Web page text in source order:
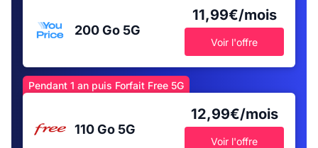
200 Go 5G
11,99€/mois
Voir l'offre
Pendant 1 an puis Forfait Free 5G
110 Go 5G
12,99€/mois
Voir l'offre